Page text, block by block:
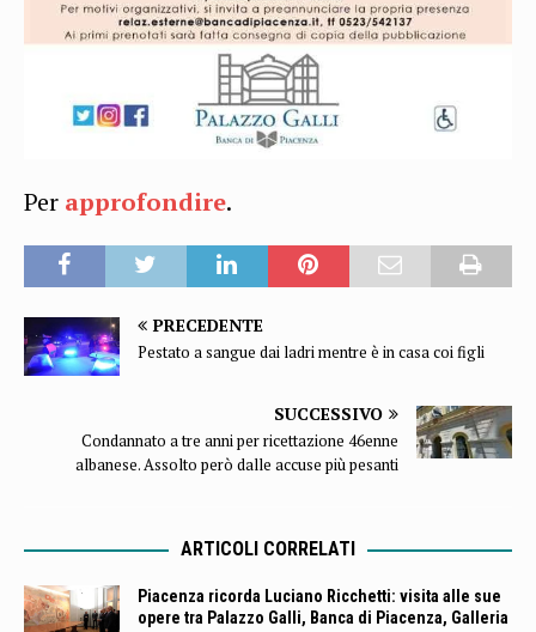
Per approfondire.
PRECEDENTE
Pestato a sangue dai ladri mentre è in casa coi figli
SUCCESSIVO
Condannato a tre anni per ricettazione 46enne
albanese. Assolto però dalle accuse più pesanti
ARTICOLI CORRELATI
Piacenza ricorda Luciano Ricchetti: visita alle sue
opere tra Palazzo Galli, Banca di Piacenza, Galleria